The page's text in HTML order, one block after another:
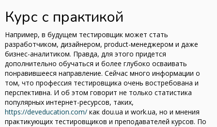
Курс с практикой
Например, в будущем тестировщик может стать
разработчиком, дизайнером, product-менеджером и даже
бизнес-аналитиком. Правда, для этого придется
дополнительно обучаться и более глубоко осваивать
понравившееся направление. Сейчас много информации о
том, что профессия тестировщика очень востребована и
перспективна. И об этом говорит не только статистика
популярных интернет-ресурсов, таких,
https://deveducation.com/ как dou.ua и work.ua, но и мнения
практикующих тестировщиков и преподавателей курсов. По